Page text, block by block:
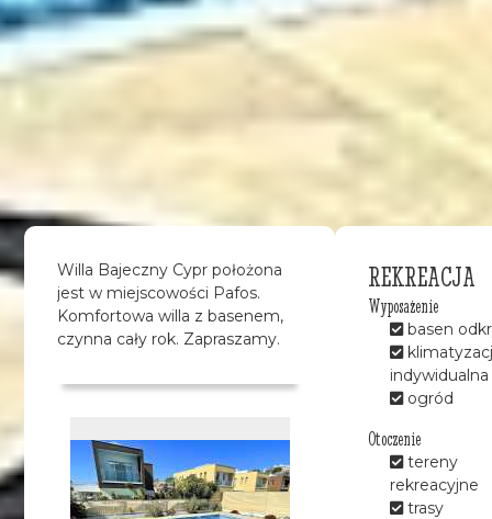
Willa Bajeczny Cypr położona
jest w miejscowości Pafos.
Komfortowa willa z basenem,
czynna cały rok. Zapraszamy.
REKREACJA
Wyposażenie
basen
indywidualna
ogród
Otoczenie
tereny
rekreacyjne
trasy